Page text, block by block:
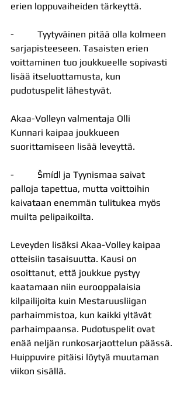
erien loppuvaiheiden tärkeyttä.
-          Tyytyväinen pitää olla kolmeen
sarjapisteeseen. Tasaisten erien
voittaminen tuo joukkueelle sopivasti
lisää itseluottamusta, kun
pudotuspelit lähestyvät.
Akaa-Volleyn valmentaja Olli
Kunnari kaipaa joukkueen
suorittamiseen lisää leveyttä.
-          Šmídl ja Tyynismaa saivat
palloja tapettua, mutta voittoihin
kaivataan enemmän tulitukea myös
muilta pelipaikoilta.
Leveyden lisäksi Akaa-Volley kaipaa
otteisiin tasaisuutta. Kausi on
osoittanut, että joukkue pystyy
kaatamaan niin eurooppalaisia
kilpailijoita kuin Mestaruusliigan
parhaimmistoa, kun kaikki yltävät
parhaimpaansa. Pudotuspelit ovat
enää neljän runkosarjaottelun päässä.
Huippuvire pitäisi löytyä muutaman
viikon sisällä.